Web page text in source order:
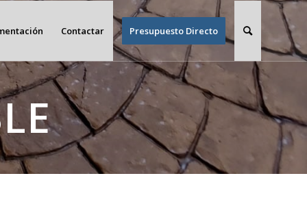
Contactar Presupuesto Directo